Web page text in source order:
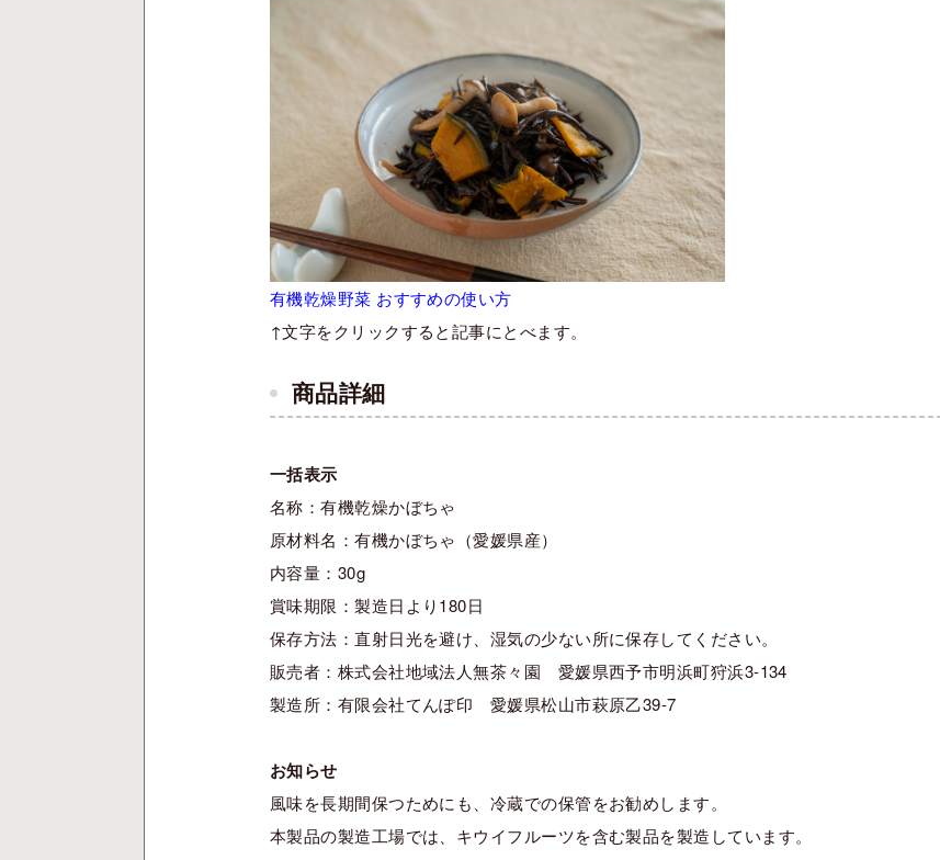
有機乾燥野菜 おすすめの使い方
↑文字をクリックすると記事にとべます。
商品詳細
一括表示
名称：有機乾燥かぼちゃ
原材料名：有機かぼちゃ（愛媛県産）
内容量：30g
賞味期限：製造日より180日
保存方法：直射日光を避け、湿気の少ない所に保存してください。
販売者：株式会社地域法人無茶々園 愛媛県西予市明浜町狩浜3-134
製造所：有限会社てんぽ印 愛媛県松山市萩原乙39-7
お知らせ
風味を長期間保つためにも、冷蔵での保管をお勧めします。
本製品の製造工場では、キウイフルーツを含む製品を製造しています。